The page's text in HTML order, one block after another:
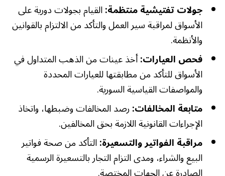
جولات تفتيشية منتظمة:القيام بجولات دورية على
الأسواق لمراقبة سير العمل والتأكد من الالتزام بالقوانين
والأنظمة.
فحص العيارات:أخذ عينات من الذهب المتداول في
الأسواق للتأكد من مطابقتها للعيارات المحددة
والمواصفات القياسية السورية.
متابعة المخالفات:رصد المخالفات وضبطها، واتخاذ
الإجراءات القانونية اللازمة بحق المخالفين.
مراقبة الفواتير والتسعيرة:التأكد من صحة فواتير
البيع والشراء، ومدى التزام التجار بالتسعيرة الرسمية